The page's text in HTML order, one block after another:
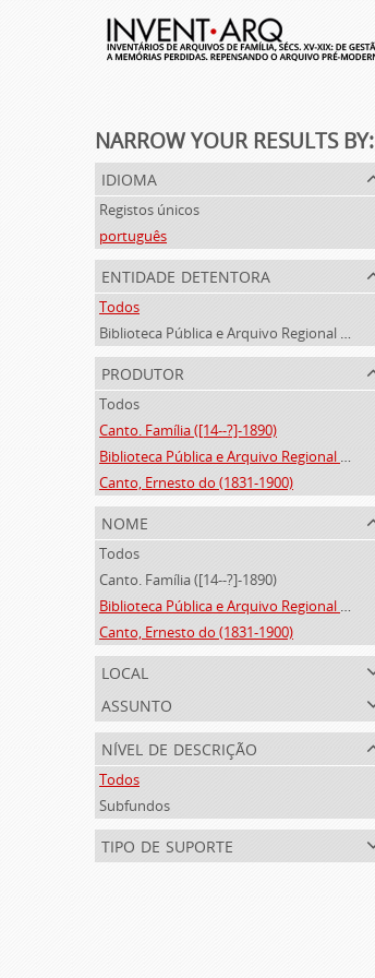
NARROW YOUR RESULTS BY:
idioma
Registos únicos
português
entidade detentora
Todos
Biblioteca Pública e Arquivo Regional de Ponta Delgada
produtor
Todos
Canto. Família ([14--?]-1890)
Biblioteca Pública e Arquivo Regional de Ponta Delgada (1841- )
Canto, Ernesto do (1831-1900)
nome
Todos
Canto. Família ([14--?]-1890)
Biblioteca Pública e Arquivo Regional de Ponta Delgada (1841- )
Canto, Ernesto do (1831-1900)
local
assunto
nível de descrição
Todos
Subfundos
tipo de suporte